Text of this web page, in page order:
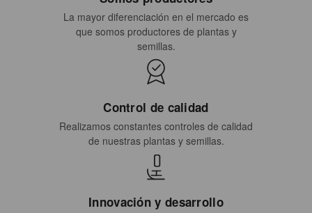
La mayor diferenciación en el mercado es
que somos productores de plantas y
semillas.
Control de calidad
Realizamos constantes controles de calidad
de nuestras plantas y semillas.
Innovación y desarrollo